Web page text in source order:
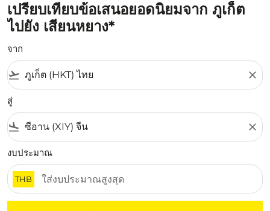
เปรียบเทียบข้อเสนอยอดนิยมจาก ภูเก็ต
ไปยัง เสียนหยาง*
จาก
flight_takeoff close
สู่
flight_land close
งบประมาณ
THB